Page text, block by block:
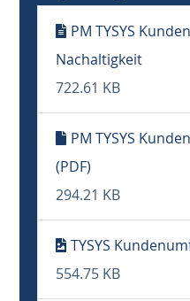
PM TYSYS
Nachaltigkeit
722.61 KB
PM TYSYS
(PDF)
294.21 KB
TYSYS
554.75 KB